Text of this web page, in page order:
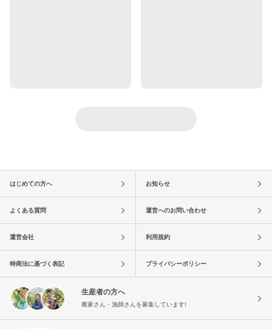
はじめての方へ お知らせ
よくある質問 運営へのお問い合わせ
運営会社 利用規約
特商法に基づく表記 プライバシーポリシー
生産者の方へ
農家さん・漁師さんを募集しています!